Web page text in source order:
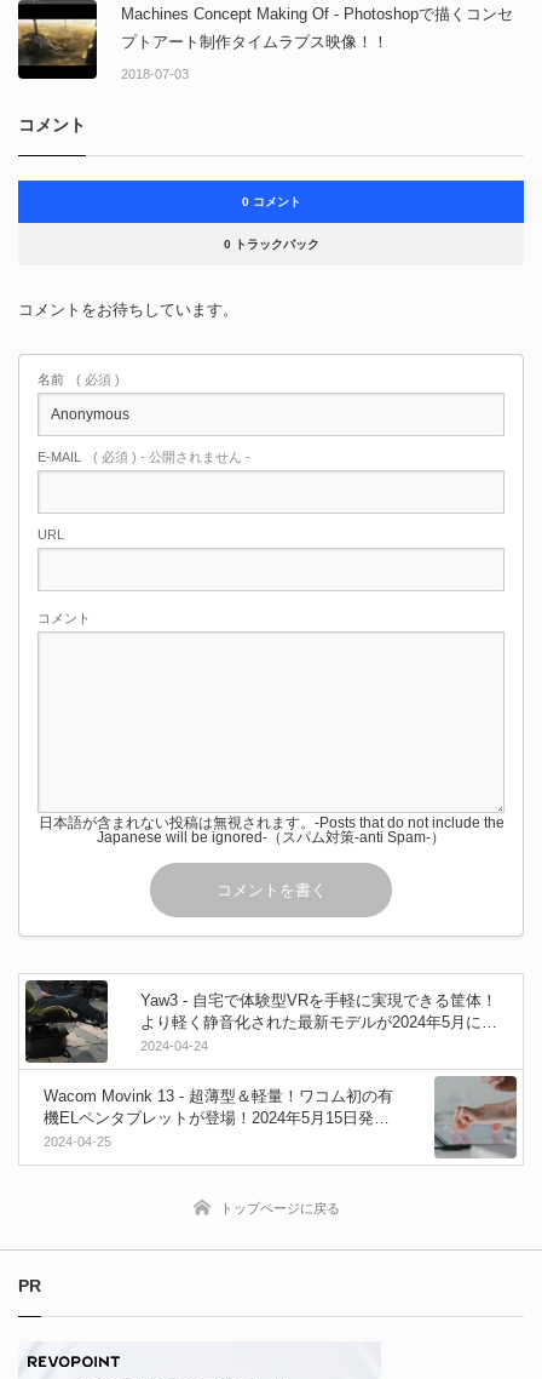
Machines Concept Making Of - Photoshopで描くコンセ
プトアート制作タイムラプス映像！！
2018-07-03
コメント
0 コメント
0 トラックバック
コメントをお待ちしています。
名前 ( 必須 )
E-MAIL ( 必須 ) - 公開されません -
URL
コメント
日本語が含まれない投稿は無視されます。-Posts that do not include the
Japanese will be ignored-（スパム対策-anti Spam-）
Yaw3 - 自宅で体験型VRを手軽に実現できる筐体！
より軽く静音化された最新モデルが2024年5月に発
売予定！予約注文開始！
2024-04-24
Wacom Movink 13 - 超薄型＆軽量！ワコム初の有
機ELペンタブレットが登場！2024年5月15日発
売！
2024-04-25
トップページに戻る
PR